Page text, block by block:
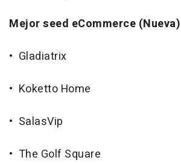
Mejor seed eCommerce (Nueva)
• Gladiatrix
• Koketto Home
• SalasVip
• The Golf Square